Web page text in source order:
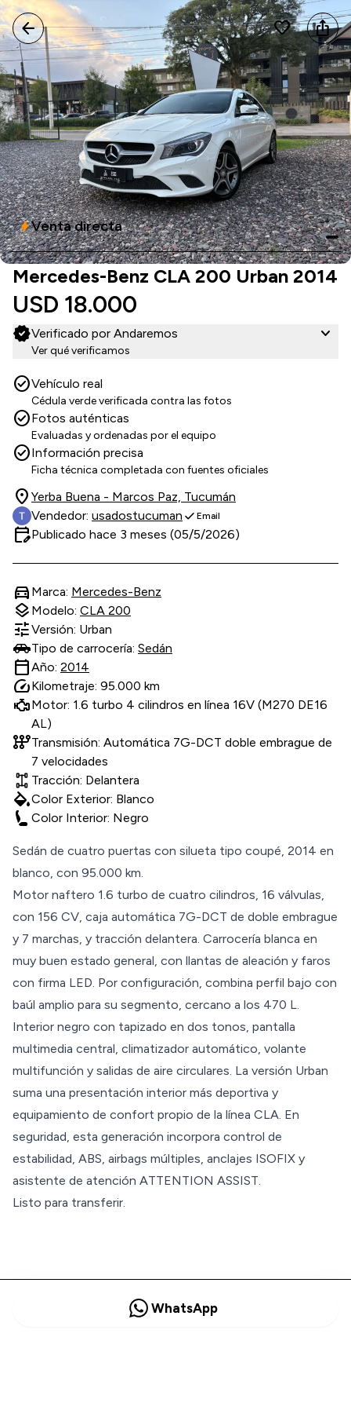
arrow_back favorite ios_share
boltVenta directa
Mercedes-Benz CLA 200 Urban 2014
USD 18.000
verifiedVerificado por Andaremos
Ver qué verificamos
expand_more
check_circleVehículo real
Cédula verde verificada contra las fotos
check_circleFotos auténticas
Evaluadas y ordenadas por el equipo
check_circleInformación precisa
Ficha técnica completada con fuentes oficiales
location_on Yerba Buena - Marcos Paz, Tucumán
Vendedor: usadostucuman check Email
edit_calendarPublicado hace 3 meses (05/5/2026)
directions_car Marca: Mercedes-Benz
layers Modelo: CLA 200
tuneVersión: Urban
Tipo de carrocería: Sedán
calendar_todayAño: 2014
speedKilometraje: 95.000 km
Motor: 1.6 turbo 4 cilindros en línea 16V (M270 DE16
AL)
auto_transmissionTransmisión: Automática 7G-DCT doble embrague de
7 velocidades
Tracción: Delantera
colorsColor Exterior: Blanco
Color Interior: Negro
Sedán de cuatro puertas con silueta tipo coupé, 2014 en
blanco, con 95.000 km.
Motor naftero 1.6 turbo de cuatro cilindros, 16 válvulas,
con 156 CV, caja automática 7G-DCT de doble embrague
y 7 marchas, y tracción delantera. Carrocería blanca en
muy buen estado general, con llantas de aleación y faros
con firma LED. Por configuración, combina perfil bajo con
baúl amplio para su segmento, cercano a los 470 L.
Interior negro con tapizado en dos tonos, pantalla
multimedia central, climatizador automático, volante
multifunción y salidas de aire circulares. La versión Urban
suma una presentación interior más deportiva y
equipamiento de confort propio de la línea CLA. En
seguridad, esta generación incorpora control de
estabilidad, ABS, airbags múltiples, anclajes ISOFIX y
asistente de atención ATTENTION ASSIST.
Listo para transferir.
WhatsApp